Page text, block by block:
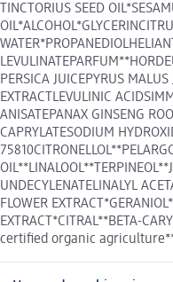
TINCTORIUS SEED
PERSICA JUICEPYRUS
EXTRACTLEVULINIC
ANISATEPANAX GINSENG
CAPRYLATESODIUM
UNDECYLENATELINALYL
FLOWER
EXTRACT*CITRAL**BETA-
certified organic